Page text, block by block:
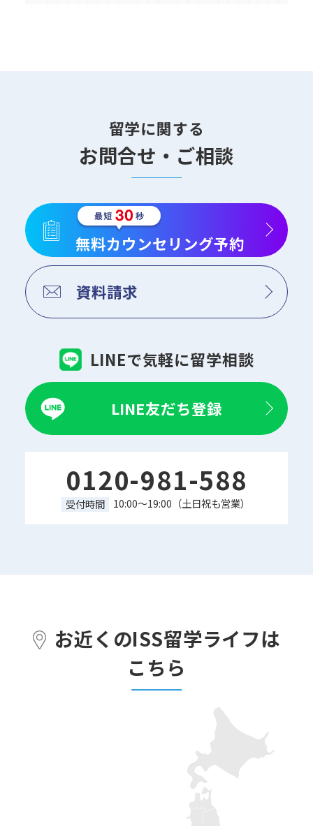
留学に関する
お問合せ・ご相談
無料カウンセリング予約
資料請求
LINEで気軽に留学相談
LINE友だち登録
0120-981-588
受付時間 10:00～19:00（土日祝も営業）
お近くのISS留学ライフは
こちら